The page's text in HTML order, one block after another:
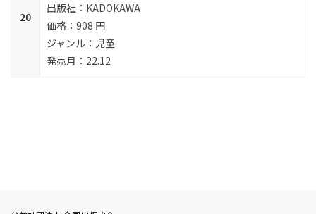
KADOKAWA
908 円
児童
22.12